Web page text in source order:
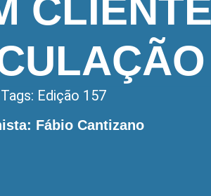
Tags: Edição 157
Fábio Cantizano